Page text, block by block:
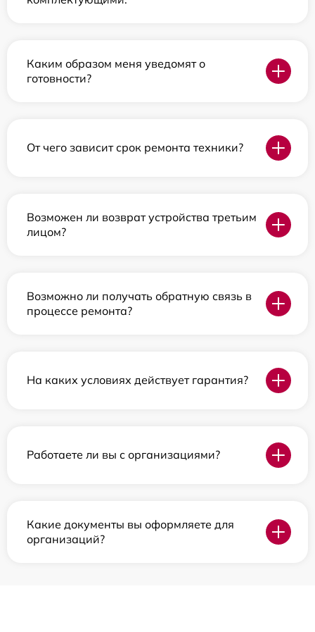
Каким образом меня уведомят о
готовности?
От чего зависит срок ремонта техники?
Возможен ли возврат устройства третьим
лицом?
Возможно ли получать обратную связь в
процессе ремонта?
На каких условиях действует гарантия?
Работаете ли вы с организациями?
Какие документы вы оформляете для
организаций?